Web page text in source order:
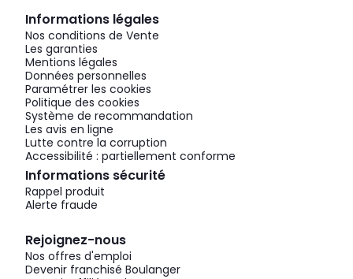
Informations légales
Nos conditions de Vente
Les garanties
Mentions légales
Données personnelles
Paramétrer les cookies
Politique des cookies
Système de recommandation
Les avis en ligne
Lutte contre la corruption
Accessibilité : partiellement conforme
Informations sécurité
Rappel produit
Alerte fraude
Rejoignez-nous
Nos offres d'emploi
Devenir franchisé Boulanger